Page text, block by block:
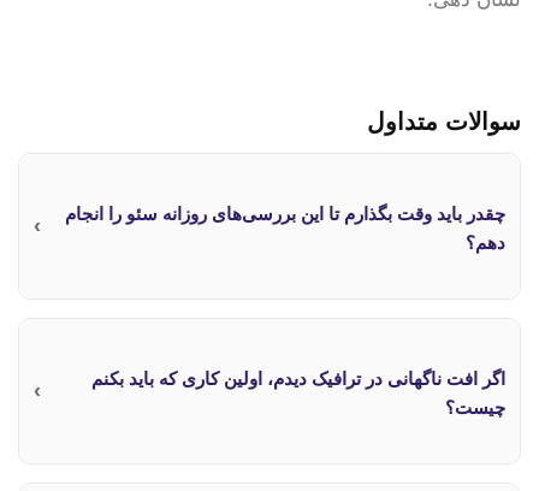
سوالات متداول
چقدر باید وقت بگذارم تا این بررسی‌های روزانه سئو را انجام
دهم؟
›
اگر افت ناگهانی در ترافیک دیدم، اولین کاری که باید بکنم
چیست؟
›